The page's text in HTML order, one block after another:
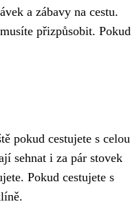
a zábavy na cestu.
přizpůsobit. Pokud
pokud cestujete s celou
sehnat i za pár stovek
Pokud cestujete s